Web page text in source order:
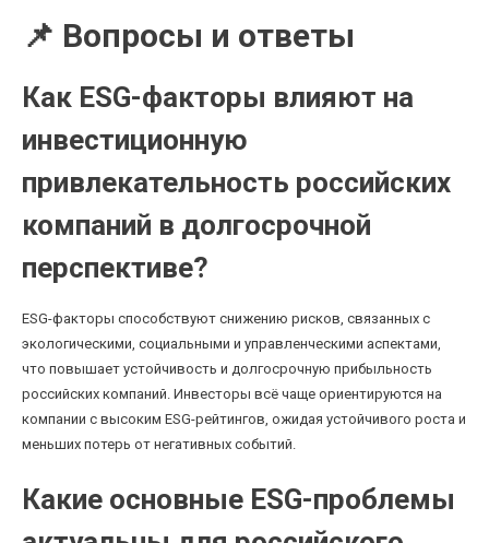
📌 Вопросы и ответы
Как ESG-факторы влияют на
инвестиционную
привлекательность российских
компаний в долгосрочной
перспективе?
ESG-факторы способствуют снижению рисков, связанных с
экологическими, социальными и управленческими аспектами,
что повышает устойчивость и долгосрочную прибыльность
российских компаний. Инвесторы всё чаще ориентируются на
компании с высоким ESG-рейтингов, ожидая устойчивого роста и
меньших потерь от негативных событий.
Какие основные ESG-проблемы